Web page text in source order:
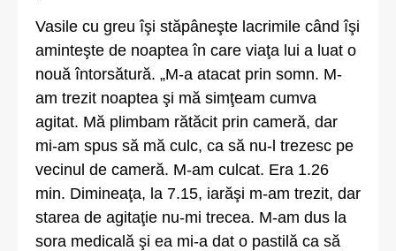
Vasile cu greu îşi stăpâneşte lacrimile când îşi
aminteşte de noaptea în care viaţa lui a luat o
nouă întorsătură. „M-a atacat prin somn. M-
am trezit noaptea şi mă simţeam cumva
agitat. Mă plimbam rătăcit prin cameră, dar
mi-am spus să mă culc, ca să nu-l trezesc pe
vecinul de cameră. M-am culcat. Era 1.26
min. Dimineaţa, la 7.15, iarăşi m-am trezit, dar
starea de agitaţie nu-mi trecea. M-am dus la
sora medicală şi ea mi-a dat o pastilă ca să